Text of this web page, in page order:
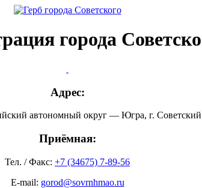
города
Адрес:
автономный округ — Югра, г.
Приёмная:
Тел. / Факс: +7 (34675) 7-89-56
E-mail: gorod@sovrnhmao.ru